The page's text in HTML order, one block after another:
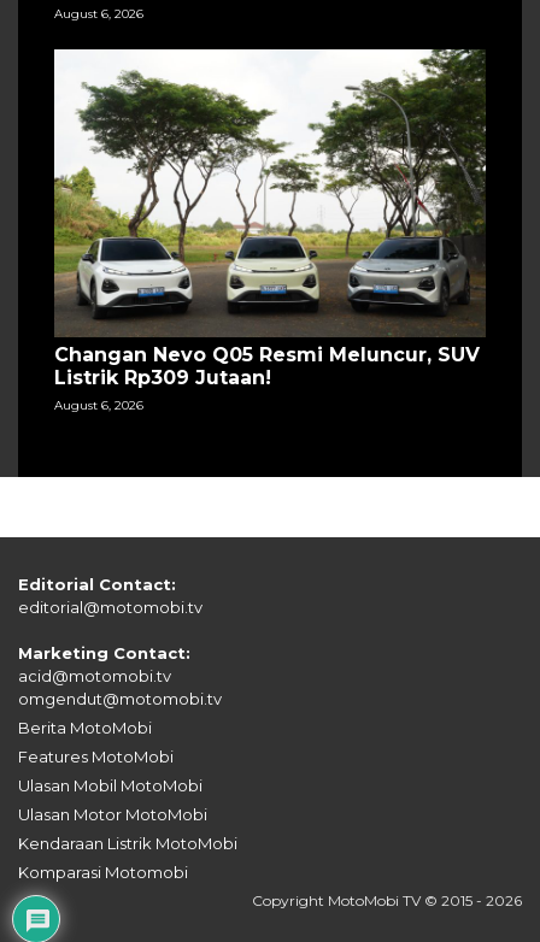
August 6, 2026
Changan Nevo Q05 Resmi Meluncur, SUV
Listrik Rp309 Jutaan!
August 6, 2026
Editorial Contact:
editorial@motomobi.tv
Marketing Contact:
acid@motomobi.tv
omgendut@motomobi.tv
Berita MotoMobi
Features MotoMobi
Ulasan Mobil MotoMobi
Ulasan Motor MotoMobi
Kendaraan Listrik MotoMobi
Komparasi Motomobi
Copyright MotoMobi TV © 2015 - 2026